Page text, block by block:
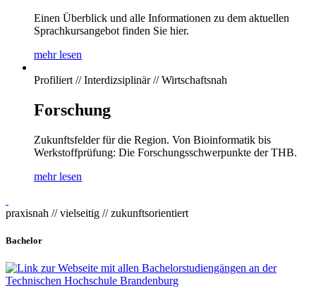
Einen Überblick und alle Informationen zu dem aktuellen
Sprachkursangebot finden Sie hier.
mehr lesen
Profiliert // Interdizsiplinär // Wirtschaftsnah
Forschung
Zukunftsfelder für die Region. Von Bioinformatik bis
Werkstoffprüfung: Die Forschungsschwerpunkte der THB.
mehr lesen
praxisnah // vielseitig // zukunftsorientiert
Bachelor